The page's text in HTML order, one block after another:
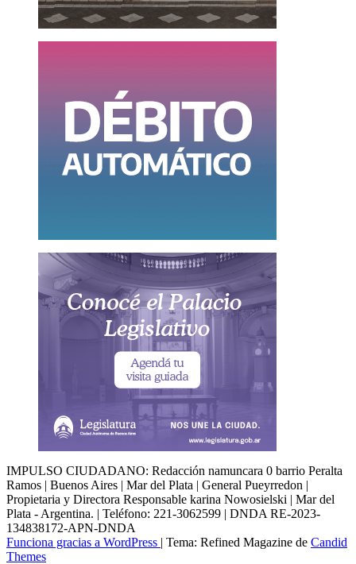
IMPULSO CIUDADANO: Redacción namuncara 0 barrio Peralta
Ramos | Buenos Aires | Mar del Plata | General Pueyrredon |
Propietaria y Directora Responsable karina Nowosielski | Mar del
Plata - Argentina. | Teléfono: 221-3062599 | DNDA RE-2023-
134838172-APN-DNDA
Funciona gracias a WordPress | Tema: Refined Magazine de Candid
Themes